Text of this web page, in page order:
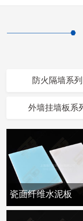
防火隔墙系列
外墙挂墙板系
瓷面纤维水泥板